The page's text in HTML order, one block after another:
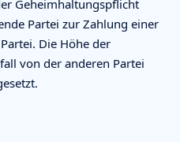
Geheimhaltungspflicht
Partei zur Zahlung einer
Die Höhe der
von der anderen Partei